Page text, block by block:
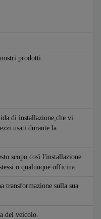
prodotti.
di installazione,che vi
usati durante la
scopo così l'installazione
o qualunque officina.
transformazione sulla sua
del veicolo.